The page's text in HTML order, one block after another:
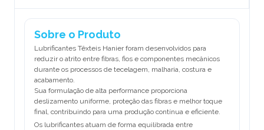
Sobre o Produto
Lubrificantes Têxteis Hanier foram desenvolvidos para
reduzir o atrito entre fibras, fios e componentes mecânicos
durante os processos de tecelagem, malharia, costura e
acabamento.
Sua formulação de alta performance proporciona
deslizamento uniforme, proteção das fibras e melhor toque
final, contribuindo para uma produção contínua e eficiente.
Os lubrificantes atuam de forma equilibrada entre